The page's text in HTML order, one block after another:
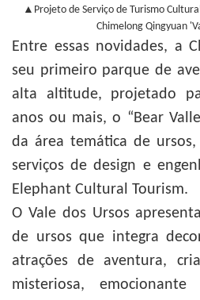
▲Projeto de Serviço de Turismo
Chimelong Qingyuan
Entre essas novidades, a
seu primeiro parque de
alta altitude, projetado
anos ou mais, o “Bear
da área temática de
serviços de design e
Elephant Cultural Tourism.
O Vale dos Ursos
de ursos que integra
atrações de aventura,
misteriosa,